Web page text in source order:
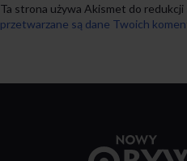
Ta strona używa Akismet do redukcji
przetwarzane są dane Twoich